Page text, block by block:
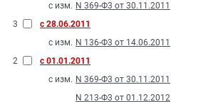
с изм. N 369-Ф3 от 30.11.2011
3
с 28.06.2011
с изм. N 136-Ф3 от 14.06.2011
2
с 01.01.2011
с изм. N 369-Ф3 от 30.11.2011
N 213-Ф3 от 01.12.2012